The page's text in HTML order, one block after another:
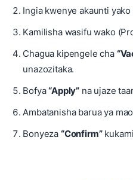
Ingia kwenye akaunti
Kamilisha wasifu wako
Chagua kipengele cha
unazozitaka.
Bofya“Apply” na ujaze
Ambatanisha barua ya
Bonyeza “Confirm”